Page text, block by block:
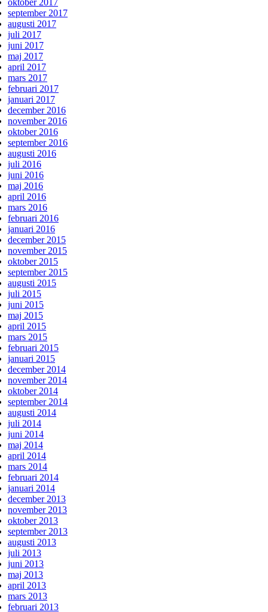
oktober 2017
september 2017
augusti 2017
juli 2017
juni 2017
maj 2017
april 2017
mars 2017
februari 2017
januari 2017
december 2016
november 2016
oktober 2016
september 2016
augusti 2016
juli 2016
juni 2016
maj 2016
april 2016
mars 2016
februari 2016
januari 2016
december 2015
november 2015
oktober 2015
september 2015
augusti 2015
juli 2015
juni 2015
maj 2015
april 2015
mars 2015
februari 2015
januari 2015
december 2014
november 2014
oktober 2014
september 2014
augusti 2014
juli 2014
juni 2014
maj 2014
april 2014
mars 2014
februari 2014
januari 2014
december 2013
november 2013
oktober 2013
september 2013
augusti 2013
juli 2013
juni 2013
maj 2013
april 2013
mars 2013
februari 2013